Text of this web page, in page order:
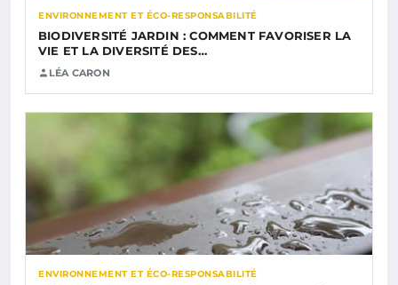
ENVIRONNEMENT ET ÉCO-RESPONSABILITÉ
BIODIVERSITÉ JARDIN : COMMENT FAVORISER LA
VIE ET LA DIVERSITÉ DES…
LÉA CARON
ENVIRONNEMENT ET ÉCO-RESPONSABILITÉ